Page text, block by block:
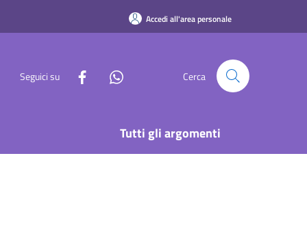
Accedi all'area personale
Seguici su Cerca
Tutti gli argomenti